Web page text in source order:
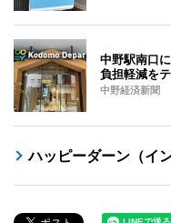
中野駅南口
負担軽減を
中野経済新聞
ハッピーダーン（イ